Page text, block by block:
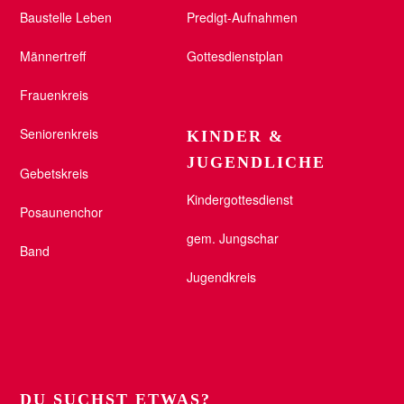
Baustelle Leben
Männertreff
Frauenkreis
Seniorenkreis
Gebetskreis
Posaunenchor
Band
Predigt-Aufnahmen
Gottesdienstplan
KINDER &
JUGENDLICHE
Kindergottesdienst
gem. Jungschar
Jugendkreis
DU SUCHST ETWAS?